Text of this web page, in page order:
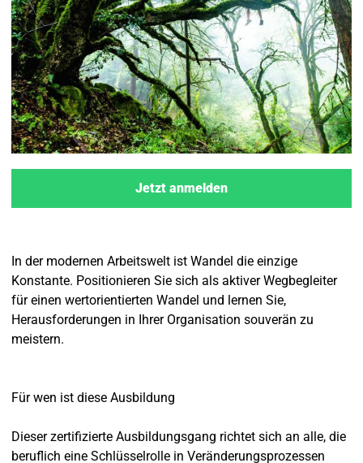
Jetzt anmelden
In der modernen Arbeitswelt ist Wandel die einzige
Konstante. Positionieren Sie sich als aktiver Wegbegleiter
für einen wertorientierten Wandel und lernen Sie,
Herausforderungen in Ihrer Organisation souverän zu
meistern.
Für wen ist diese Ausbildung
Dieser zertifizierte Ausbildungsgang richtet sich an alle, die
beruflich eine Schlüsselrolle in Veränderungsprozessen